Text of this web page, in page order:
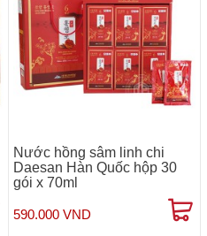
Nước hồng sâm linh chi
Daesan Hàn Quốc hộp 30
gói x 70ml
590.000 VND